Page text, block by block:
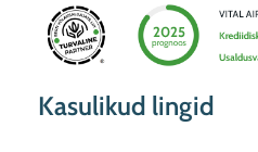
Kasulikud lingid